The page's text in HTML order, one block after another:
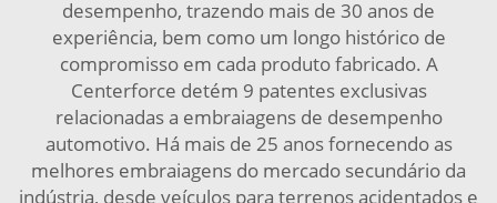
desempenho, trazendo mais de 30 anos de
experiência, bem como um longo histórico de
compromisso em cada produto fabricado. A
Centerforce detém 9 patentes exclusivas
relacionadas a embraiagens de desempenho
automotivo. Há mais de 25 anos fornecendo as
melhores embraiagens do mercado secundário da
indústria, desde veículos para terrenos acidentados e